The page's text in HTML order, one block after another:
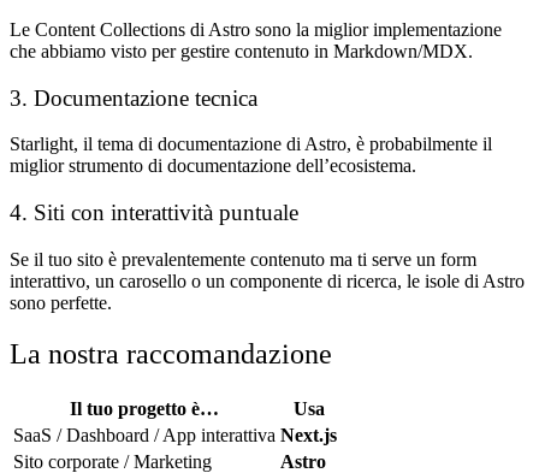
Le Content Collections di Astro sono la miglior implementazione
che abbiamo visto per gestire contenuto in Markdown/MDX.
3. Documentazione tecnica
Starlight, il tema di documentazione di Astro, è probabilmente il
miglior strumento di documentazione dell’ecosistema.
4. Siti con interattività puntuale
Se il tuo sito è prevalentemente contenuto ma ti serve un form
interattivo, un carosello o un componente di ricerca, le isole di Astro
sono perfette.
La nostra raccomandazione
Il tuo progetto è…
Usa
SaaS / Dashboard / App interattiva Next.js
Sito corporate / Marketing
Astro